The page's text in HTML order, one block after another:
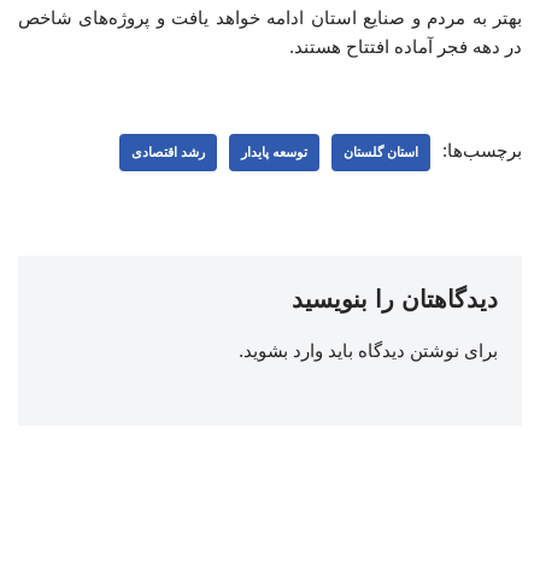
بهتر به مردم و صنایع استان ادامه خواهد یافت و پروژه‌های شاخص
در دهه فجر آماده افتتاح هستند.
برچسب‌ها: استان گلستان توسعه پایدار رشد اقتصادی
دیدگاهتان را بنویسید
برای نوشتن دیدگاه باید وارد بشوید.